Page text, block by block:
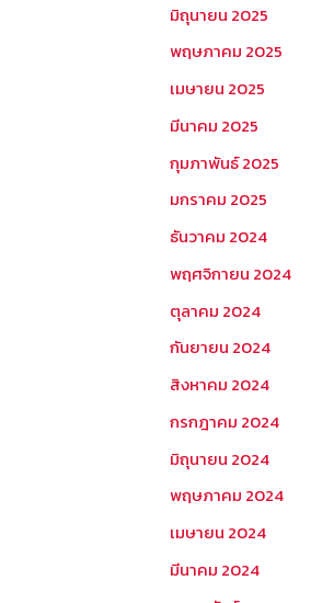
มิถุนายน 2025
พฤษภาคม 2025
เมษายน 2025
มีนาคม 2025
กุมภาพันธ์ 2025
มกราคม 2025
ธันวาคม 2024
พฤศจิกายน 2024
ตุลาคม 2024
กันยายน 2024
สิงหาคม 2024
กรกฎาคม 2024
มิถุนายน 2024
พฤษภาคม 2024
เมษายน 2024
มีนาคม 2024